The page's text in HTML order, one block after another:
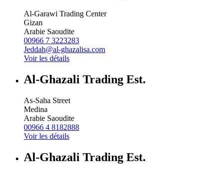
Al-Garawi Trading Center
Gizan
Arabie Saoudite
00966 7 3223283
Jeddah@al-ghazalisa.com
Voir les détails
Al-Ghazali Trading Est.
As-Saha Street
Medina
Arabie Saoudite
00966 4 8182888
Voir les détails
Al-Ghazali Trading Est.